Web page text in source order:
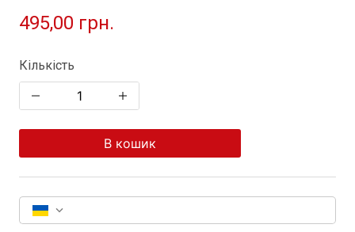
495,00 грн.
Кількість
В кошик